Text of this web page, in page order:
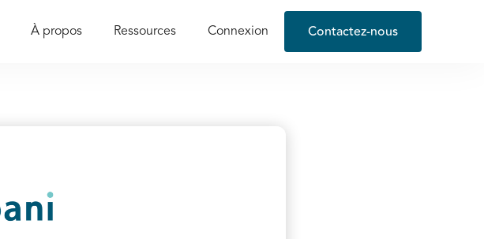
À propos Ressources Connexion Contactez-nous